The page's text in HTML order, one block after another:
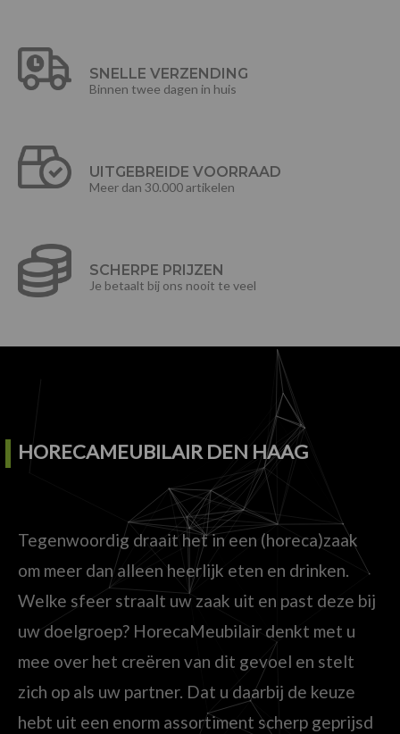
SNELLE VERZENDING
Binnen twee dagen in huis
UITGEBREIDE VOORRAAD
Meer dan 30.000 artikelen
SCHERPE PRIJZEN
Je betaalt bij ons nooit te veel
HORECAMEUBILAIR DEN HAAG
Tegenwoordig draait het in een (horeca)zaak
om meer dan alleen heerlijk eten en drinken.
Welke sfeer straalt uw zaak uit en past deze bij
uw doelgroep? HorecaMeubilair denkt met u
mee over het creëren van dit gevoel en stelt
zich op als uw partner. Dat u daarbij de keuze
hebt uit een enorm assortiment scherp geprijsd